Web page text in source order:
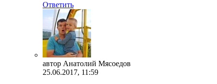
Ответить
автор Анатолий Мясоедов
25.06.2017, 11:59